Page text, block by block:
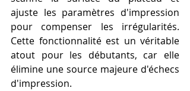
ajuste les paramètres d'impression
pour compenser les irrégularités.
Cette fonctionnalité est un véritable
atout pour les débutants, car elle
élimine une source majeure d'échecs
d'impression.